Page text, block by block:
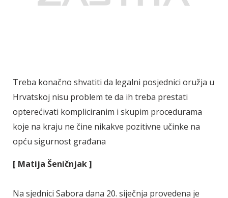
Treba konačno shvatiti da legalni posjednici oružja u
Hrvatskoj nisu problem te da ih treba prestati
opterećivati kompliciranim i skupim procedurama
koje na kraju ne čine nikakve pozitivne učinke na
opću sigurnost građana
[ Matija Šeničnjak ]
Na sjednici Sabora dana 20. siječnja provedena je